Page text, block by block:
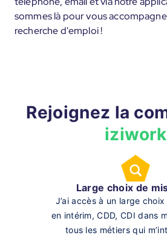
sommes là pour vous
recherche d'emploi !
Rejoignez la
iziwork
Large choix de
J’ai accès à un large
en intérim, CDD, CDI dans
tous les métiers qui